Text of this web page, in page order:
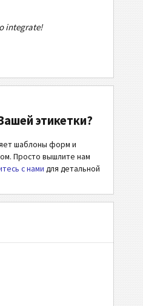
integrate!
этикетки?
шаблоны форм и
Просто вышлите нам
с нами для детальной